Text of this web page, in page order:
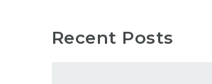
Recent Posts